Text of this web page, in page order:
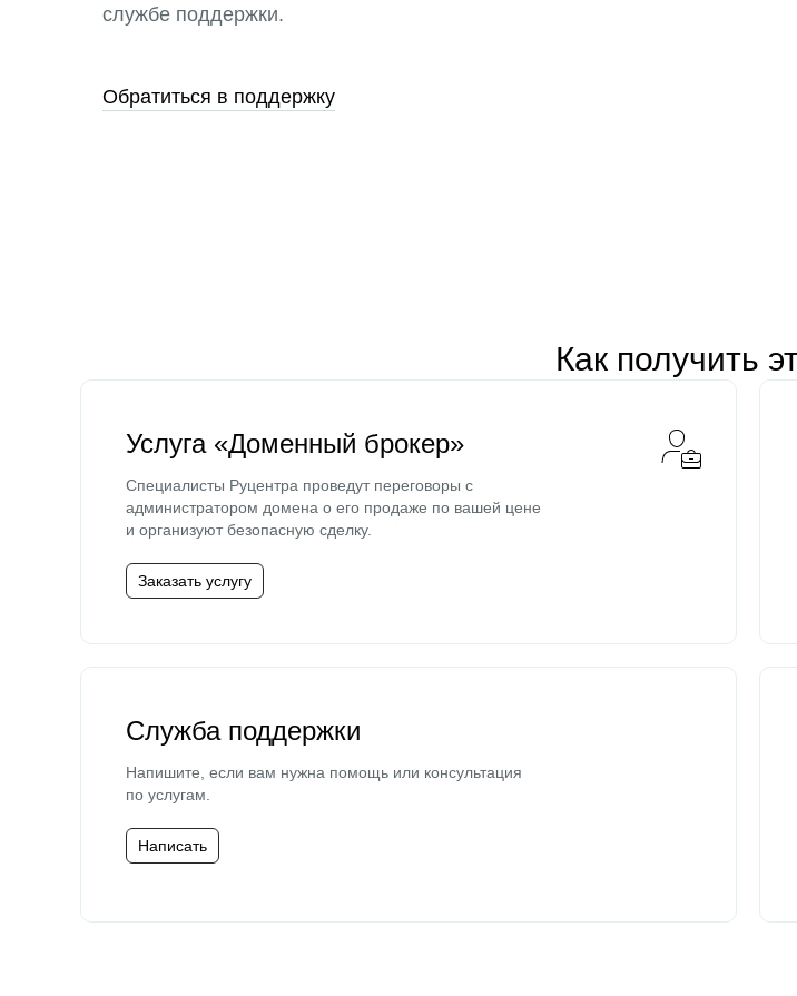
службе поддержки.
Обратиться в поддержку
Как получить
Услуга «Доменный брокер»
Специалисты Руцентра проведут переговоры с
администратором домена о его продаже по вашей цене
и организуют безопасную сделку.
Заказать услугу
Служба поддержки
Напишите, если вам нужна помощь или консультация
по услугам.
Написать